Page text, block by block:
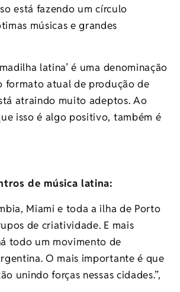
está fazendo um círculo
músicas e grandes
latina’ é uma denominação
formato atual de produção de
atraindo muito adeptos. Ao
isso é algo positivo, também é
de música latina:
Miami e toda a ilha de Porto
de criatividade. E mais
todo um movimento de
O mais importante é que
unindo forças nessas cidades.”,